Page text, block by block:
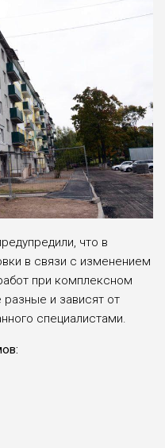
что в
в связи с изменением
при комплексном
и зависят от
специалистами.